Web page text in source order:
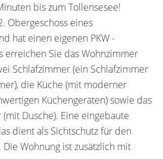
bis zum Tollensesee!
Obergeschoss eines
hat einen eigenen PKW -
erreichen Sie das Wohnzimmer
Schlafzimmer (ein Schlafzimmer
die Küche (mit moderner
Küchengeräten) sowie das
Dusche). Eine eingebaute
dient als Sichtschutz für den
Wohnung ist zusätzlich mit